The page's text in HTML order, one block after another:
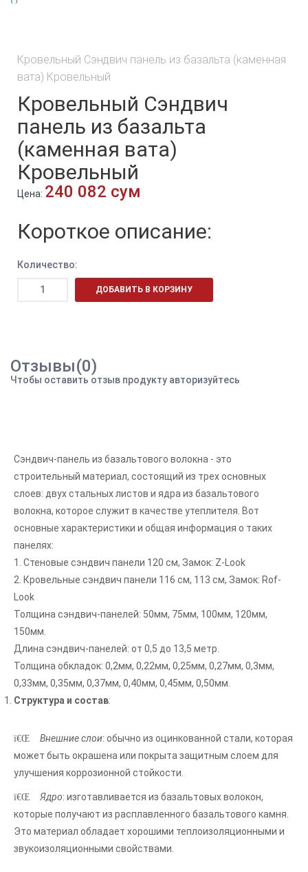
Кровельный Сэндвич панель из базальта (каменная
вата) Кровельный
Кровельный Сэндвич
панель из базальта
(каменная вата)
Кровельный
Цена: 240 082 сум
Короткое описание:
Количество:
ДОБАВИТЬ В КОРЗИНУ
Отзывы(0)
Чтобы оставить отзыв продукту авторизуйтесь
Сэндвич-панель из базальтового волокна - это
строительный материал, состоящий из трех основных
слоев: двух стальных листов и ядра из базальтового
волокна, которое служит в качестве утеплителя. Вот
основные характеристики и общая информация о таких
панелях:
1. Стеновые сэндвич панели 120 см, Замок: Z-Look
2. Кровельные сэндвич панели 116 см, 113 см, Замок: Rof-
Look
Толщина сэндвич-панелей: 50мм, 75мм, 100мм, 120мм,
150мм.
Длина сэндвич-панелей: от 0,5 до 13,5 метр.
Толщина обкладок: 0,2мм, 0,22мм, 0,25мм, 0,27мм, 0,3мм,
0,33мм, 0,35мм, 0,37мм, 0,40мм, 0,45мм, 0,50мм.
Структура и состав:
Внешние слои: обычно из оцинкованной стали, которая
может быть окрашена или покрыта защитным слоем для
улучшения коррозионной стойкости.
Ядро: изготавливается из базальтовых волокон,
которые получают из расплавленного базальтового камня.
Это материал обладает хорошими теплоизоляционными и
звукоизоляционными свойствами.